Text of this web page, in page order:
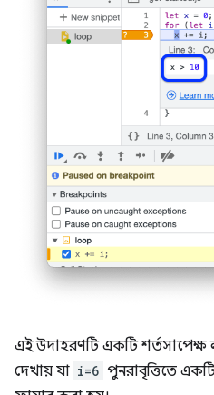
এই উদাহরণটি একটি
দেখায় যা i=6 পুনরাবৃত্তিতে